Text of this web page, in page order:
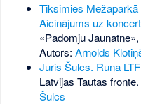
Tiksimies
Aicinājums uz
«Padomju
Autors: Arnolds
Juris Šulcs. Runa
Latvijas Tautas
Šulcs